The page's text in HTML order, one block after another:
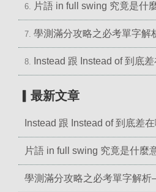
6. 片語 in full swing 究竟是什
7. 學測滿分攻略之必考單字
8. Instead 跟 Instead of 到底差
▎最新文章
Instead 跟 Instead of 到底差在
片語 in full swing 究竟是什麼
學測滿分攻略之必考單字解